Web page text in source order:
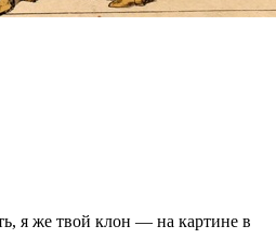
я же твой клон — на картине в